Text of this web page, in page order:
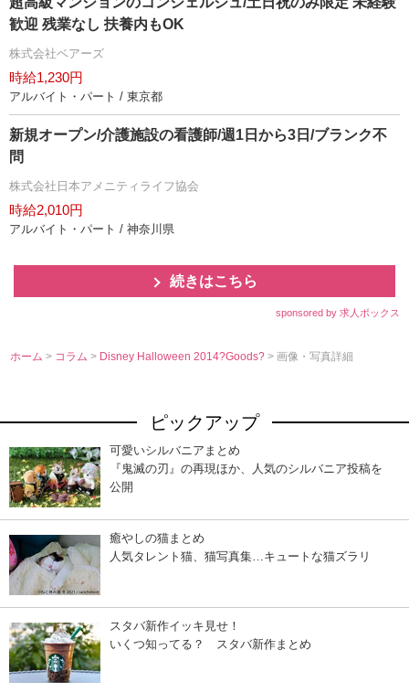
歓迎 残業なし 扶養内もOK
株式会社ベアーズ
時給1,230円
アルバイト・パート / 東京都
新規オープン/介護施設の看護師/週1日から3日/ブランク不
問
株式会社日本アメニティライフ協会
時給2,010円
アルバイト・パート / 神奈川県
続きはこちら
sponsored by 求人ボックス
ホーム > コラム> Disney Halloween 2014?Goods?> 画像・写真詳細
ピックアップ
可愛いシルバニアまとめ
『鬼滅の刃』の再現ほか、人気のシルバニア投稿を
公開
癒やしの猫まとめ
人気タレント猫、猫写真集…キュートな猫ズラリ
スタバ新作イッキ見せ！
いくつ知ってる？ スタバ新作まとめ